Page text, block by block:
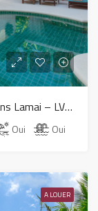
4 Chambre 4 Salle de bain Villa A louer dans Lamai – LV0051
Oui Oui
A LOUER